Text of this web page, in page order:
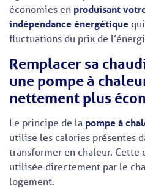
économies en produisant
indépendance énergétique
fluctuations du prix de
Remplacer sa
une pompe à
nettement plus
Le principe de la pompe à
utilise les calories présentes
transformer en chaleur. Cette
utilisée directement par le
logement.